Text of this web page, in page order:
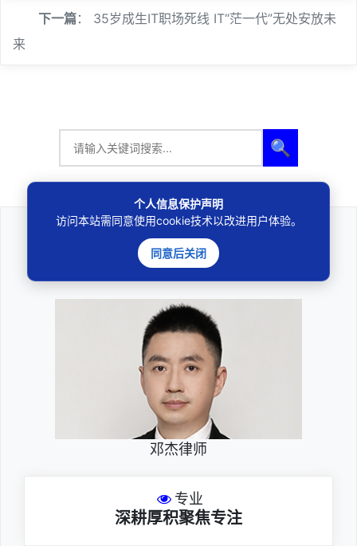
下一篇： 35岁成生IT职场死线 IT“茫一代”无处安放未
来
🔍
法律咨询
邓杰律师
专业
深耕厚积聚焦专注
个人信息保护声明
访问本站需同意使用cookie技术以改进用户体验。
同意后关闭